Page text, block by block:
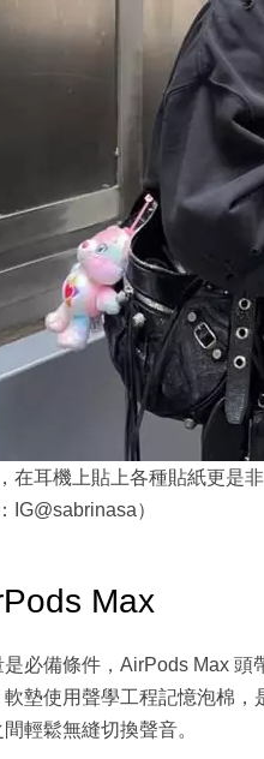
在耳機上貼上各種貼紙更是
IG@sabrinasa）
Max
必備條件，AirPods Max
墊使用聲學工程記憶泡棉
輕鬆無縫切換聲音。